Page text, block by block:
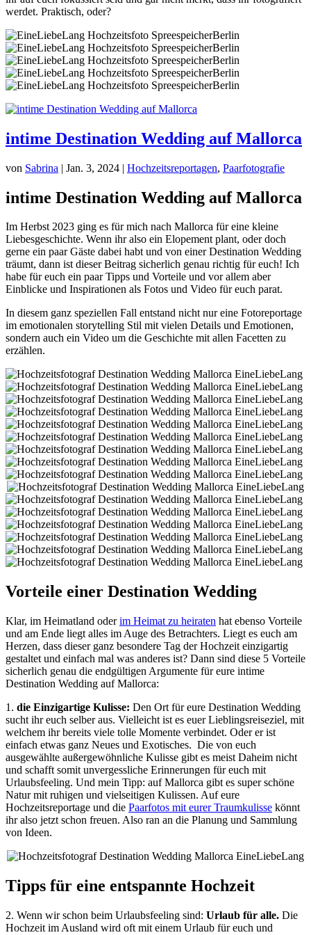
werdet. Praktisch, oder?
intime Destination Wedding auf Mallorca
von Sabrina | Jan. 3, 2024 | Hochzeitsreportagen, Paarfotografie
intime Destination Wedding auf Mallorca
Im Herbst 2023 ging es für mich nach Mallorca für eine kleine
Liebesgeschichte. Wenn ihr also ein Elopement plant, oder doch
gerne ein paar Gäste dabei habt und von einer Destination Wedding
träumt, dann ist dieser Beitrag sicherlich genau richtig für euch! Ich
habe für euch ein paar Tipps und Vorteile und vor allem aber
Einblicke und Inspirationen als Fotos und Video für euch parat.
In diesem ganz speziellen Fall entstand nicht nur eine Fotoreportage
im emotionalen storytelling Stil mit vielen Details und Emotionen,
sondern auch ein Video um die Geschichte mit allen Facetten zu
erzählen.
Vorteile einer Destination Wedding
Klar, im Heimatland oderim Heimat zu heiraten hat ebenso Vorteile
und am Ende liegt alles im Auge des Betrachters. Liegt es euch am
Herzen, dass dieser ganz besondere Tag der Hochzeit einzigartig
gestaltet und einfach mal was anderes ist? Dann sind diese 5 Vorteile
sicherlich genau die endgültigen Argumente für eure intime
Destination Wedding auf Mallorca:
1. die Einzigartige Kulisse: Den Ort für eure Destination Wedding
sucht ihr euch selber aus. Vielleicht ist es euer Lieblingsreiseziel, mit
welchem ihr bereits viele tolle Momente verbindet. Oder er ist
einfach etwas ganz Neues und Exotisches. Die von euch
ausgewählte außergewöhnliche Kulisse gibt es meist Daheim nicht
und schafft somit unvergessliche Erinnerungen für euch mit
Urlaubsfeeling. Und mein Tipp: auf Mallorca gibt es super schöne
Natur mit ruhigen und vielseitigen Kulissen. Auf eure
Hochzeitsreportage und die Paarfotos mit eurer Traumkulisse könnt
ihr also jetzt schon freuen. Also ran an die Planung und Sammlung
von Ideen.
Tipps für eine entspannte Hochzeit
2. Wenn wir schon beim Urlaubsfeeling sind: Urlaub für alle. Die
Hochzeit im Ausland wird oft mit einem Urlaub für euch und